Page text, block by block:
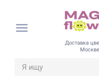
Доставка
Москве